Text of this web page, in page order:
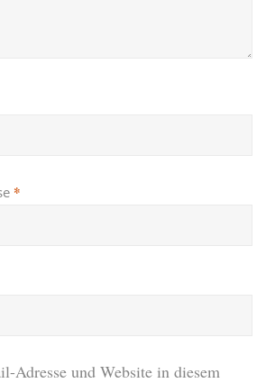
*
Adresse und Website in diesem